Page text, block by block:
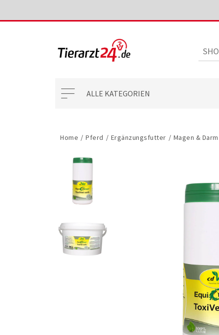
ALLE KATEGORIEN
Home / Pferd / Ergänzungsfutter / Magen & Darm